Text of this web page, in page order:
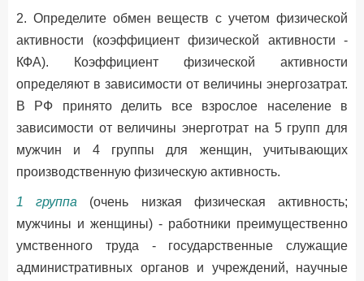
2. Определите обмен веществ с учетом физической
активности (коэффициент физической активности -
КФА). Коэффициент физической активности
определяют в зависимости от величины энергозатрат.
В РФ принято делить все взрослое население в
зависимости от величины энерготрат на 5 групп для
мужчин и 4 группы для женщин, учитывающих
производственную физическую активность.
1 группа (очень низкая физическая активность;
мужчины и женщины) - работники преимущественно
умственного труда - государственные служащие
административных органов и учреждений, научные